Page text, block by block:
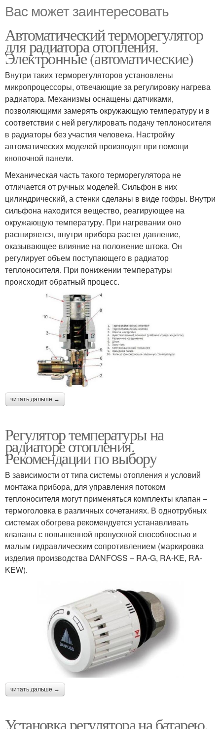
Вас может заинтересовать
Автоматический терморегулятор
для радиатора отопления.
Электронные (автоматические)
Внутри таких терморегуляторов установлены
микропроцессоры, отвечающие за регулировку нагрева
радиатора. Механизмы оснащены датчиками,
позволяющими замерять окружающую температуру и в
соответствии с ней регулировать подачу теплоносителя
в радиаторы без участия человека. Настройку
автоматических моделей производят при помощи
кнопочной панели.
Механическая часть такого терморегулятора не
отличается от ручных моделей. Сильфон в них
цилиндрический, а стенки сделаны в виде гофры. Внутри
сильфона находится вещество, реагирующее на
окружающую температуру. При нагревании оно
расширяется, внутри прибора растет давление,
оказывающее влияние на положение штока. Он
регулирует объем поступающего в радиатор
теплоносителя. При понижении температуры
происходит обратный процесс.
читать дальше →
Регулятор температуры на
радиаторе отопления.
Рекомендации по выбору
В зависимости от типа системы отопления и условий
монтажа прибора, для управления потоком
теплоносителя могут применяться комплекты клапан –
термоголовка в различных сочетаниях. В однотрубных
системах обогрева рекомендуется устанавливать
клапаны с повышенной пропускной способностью и
малым гидравлическим сопротивлением (маркировка
изделия производства DANFOSS – RA-G, RA-KE, RA-
KEW).
читать дальше →
Установка регулятора на батарею.